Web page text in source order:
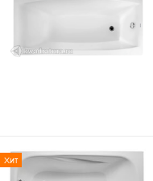
Хит